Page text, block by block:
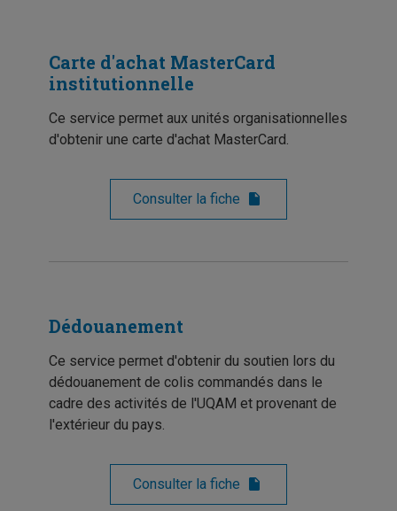
Carte d'achat MasterCard
institutionnelle
Ce service permet aux unités organisationnelles
d'obtenir une carte d'achat MasterCard.
Consulter la fiche
Dédouanement
Ce service permet d'obtenir du soutien lors du
dédouanement de colis commandés dans le
cadre des activités de l'UQAM et provenant de
l'extérieur du pays.
Consulter la fiche